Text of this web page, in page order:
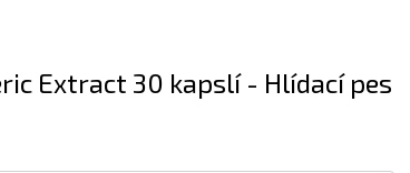
Extract 30 kapslí - Hlídací pes